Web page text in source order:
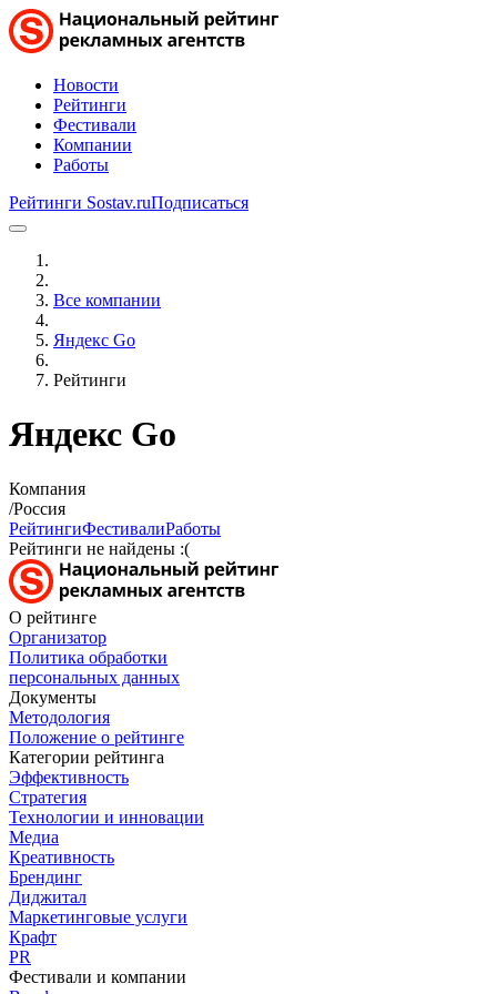
Новости
Рейтинги
Фестивали
Компании
Работы
Рейтинги Sostav.ruПодписаться
Все компании
Яндекс Go
Рейтинги
Яндекс Go
Компания
/Россия
РейтингиФестивалиРаботы
Рейтинги не найдены :(
О рейтинге
Организатор
Политика обработки
персональных данных
Документы
Методология
Положение о рейтинге
Категории рейтинга
Эффективность
Стратегия
Технологии и инновации
Медиа
Креативность
Брендинг
Диджитал
Маркетинговые услуги
Крафт
PR
Фестивали и компании